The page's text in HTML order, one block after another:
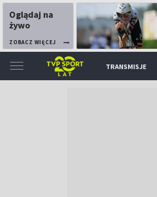
Oglądaj na
żywo
ZOBACZ WIĘCEJ
TRANSMISJE